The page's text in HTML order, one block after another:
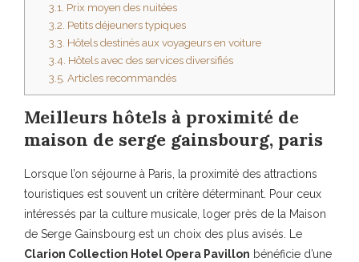
3.1. Prix moyen des nuitées
3.2. Petits déjeuners typiques
3.3. Hôtels destinés aux voyageurs en voiture
3.4. Hôtels avec des services diversifiés
3.5. Articles recommandés
Meilleurs hôtels à proximité de
maison de serge gainsbourg, paris
Lorsque l’on séjourne à Paris, la proximité des attractions
touristiques est souvent un critère déterminant. Pour ceux
intéressés par la culture musicale, loger près de la Maison
de Serge Gainsbourg est un choix des plus avisés. Le
Clarion Collection Hotel Opera Pavillon bénéficie d’une